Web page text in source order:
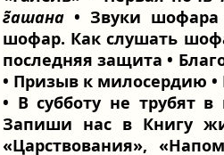
г̃ашана • Звуки
шофар. Как слушать
последняя защита •
• Призыв к милосердию
• В субботу не трубят
Запиши нас в Книгу
«Царствования»,